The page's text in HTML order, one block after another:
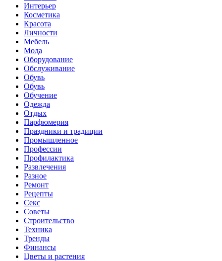
Интерьер
Косметика
Красота
Личности
Мебель
Мода
Оборудование
Обслуживание
Обувь
Обувь
Обучение
Одежда
Отдых
Парфюмерия
Праздники и традиции
Промышленное
Профессии
Профилактика
Развлечения
Разное
Ремонт
Рецепты
Секс
Советы
Строительство
Техника
Тренды
Финансы
Цветы и растения